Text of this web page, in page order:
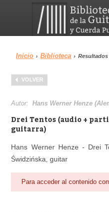
Menu
Biblioteca
Inicio › Biblioteca ›
VOLVER
Autor:Hans Werner Henze
Drei Tentos (audio +
guitarra)
Hans Werner Henze - Drei
Świdzińska, guitar
Para acceder al contenido